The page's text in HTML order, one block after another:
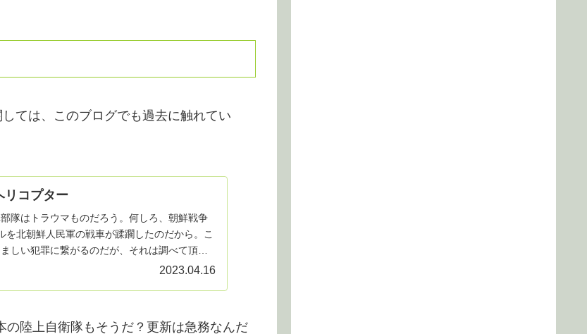
ては、このブログでも過去に触れてい
リコプター
隊はトラウマものだろう。何しろ、朝鮮戦争
を北朝鮮人民軍の戦車が蹂躙したのだから。こ
しい犯罪に繋がるのだが、それは調べて頂け
2023.04.16
陸上自衛隊もそうだ？更新は急務なんだ